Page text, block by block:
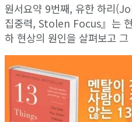
원서요약 9번째, 유한 하리
집중력, Stolen Focus』는
하 현상의 원인을 살펴보고